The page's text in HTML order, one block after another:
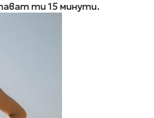
ти 15 минути.